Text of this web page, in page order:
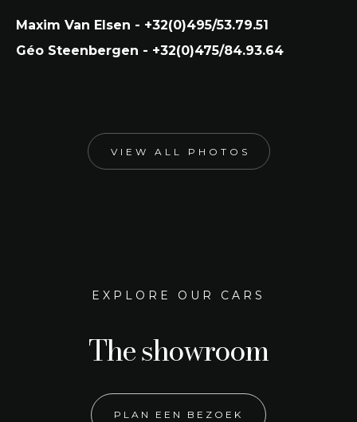
Maxim Van Elsen - +32(0)495/53.79.51
Géo Steenbergen - +32(0)475/84.93.64
VIEW ALL PHOTOS
EXPLORE OUR CARS
The showroom
PLAN EEN BEZOEK